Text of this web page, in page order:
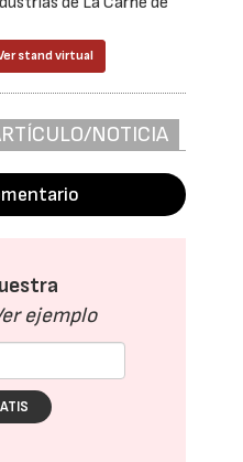
stand virtual
NOTICIA
ejemplo